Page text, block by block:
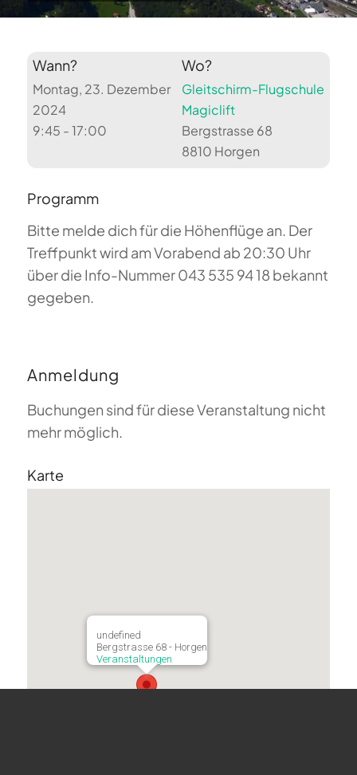
Wann?
Montag, 23. Dezember
2024
9:45 - 17:00
Wo?
Gleitschirm-Flugschule
Magiclift
Bergstrasse 68
8810 Horgen
Programm
Bitte melde dich für die Höhenflüge an. Der
Treffpunkt wird am Vorabend ab 20:30 Uhr
über die Info-Nummer 043 535 94 18 bekannt
gegeben.
Anmeldung
Buchungen sind für diese Veranstaltung nicht
mehr möglich.
Karte
undefined
Bergstrasse 68 - Horgen
Veranstaltungen